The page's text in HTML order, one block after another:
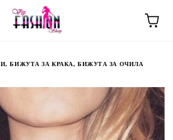
БИЖУТА ЗА КРАКА, БИЖУТА ЗА ОЧИЛА